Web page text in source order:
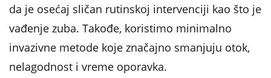
da je osećaj sličan rutinskoj intervenciji kao što je
vađenje zuba. Takođe, koristimo minimalno
invazivne metode koje značajno smanjuju otok,
nelagodnost i vreme oporavka.